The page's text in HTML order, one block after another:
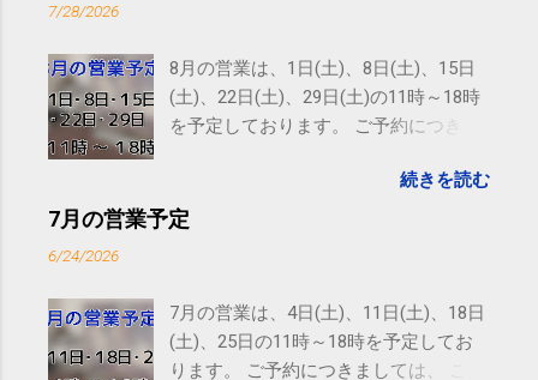
7/28/2026
8月の営業は、1日(土)、8日(土)、15日
(土)、22日(土)、29日(土)の11時～18時
を予定しております。 ご予約につきま
す。 電話に出られないことがあります
ので、ご予約、お問い合わせは
続きを読む
7月の営業予定
6/24/2026
7月の営業は、4日(土)、11日(土)、18日
(土)、25日の11時～18時を予定してお
ります。 ご予約につきましては、 こち